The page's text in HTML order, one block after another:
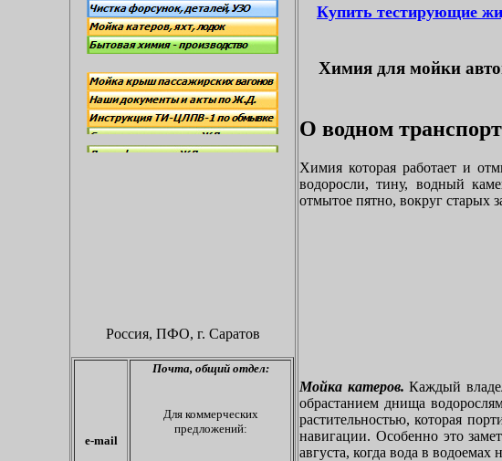
Россия, ПФО, г. Саратов
e-mail
Почта, общий отдел:
Для коммерческих
предложений:
Купить тестирующие
Химия для мойки
О водном
Химия которая работает и
водоросли, тину, водный
отмытое пятно, вокруг старых
Мойка катеров. Каждый
обрастанием днища
растительностью, которая
навигации. Особенно это
августа, когда вода в водоемах